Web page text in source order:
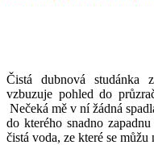
Čistá dubnová studánka
vzbuzuje pohled do
Nečeká mě v ní žádná
do kterého snadno
čistá voda, ze které se